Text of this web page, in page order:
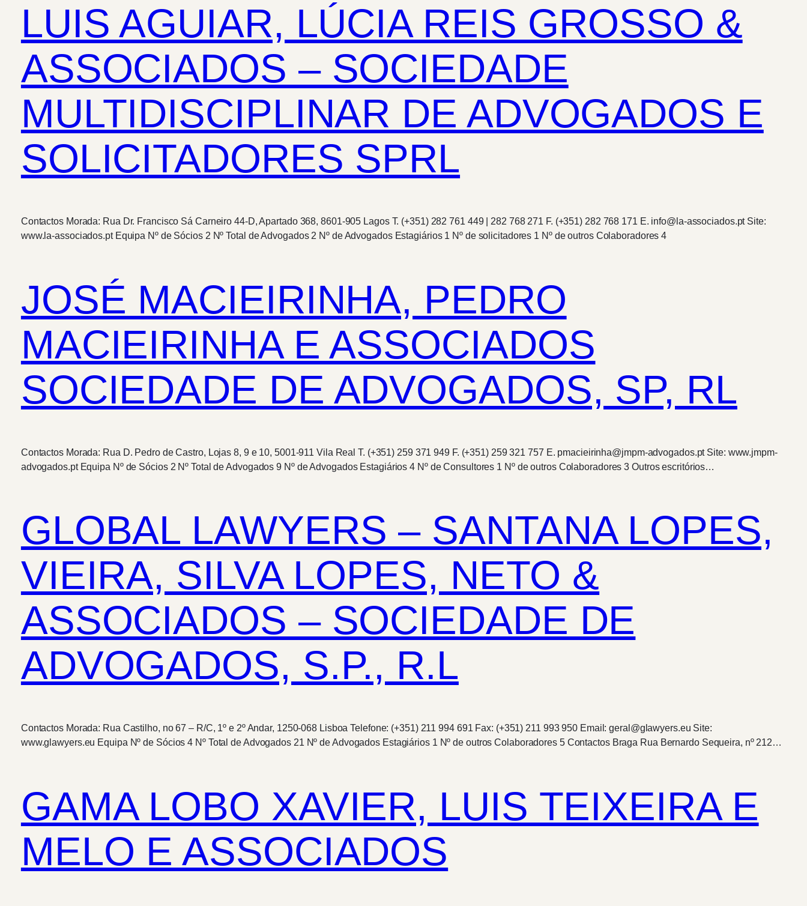
LUIS AGUIAR, LÚCIA REIS GROSSO &
ASSOCIADOS – SOCIEDADE
MULTIDISCIPLINAR DE ADVOGADOS E
SOLICITADORES SPRL
Contactos Morada: Rua Dr. Francisco Sá Carneiro 44-D, Apartado 368, 8601-905 Lagos T. (+351) 282 761 449 | 282 768 271 F. (+351) 282 768 171 E. info@la-associados.pt Site:
www.la-associados.pt Equipa Nº de Sócios 2 Nº Total de Advogados 2 Nº de Advogados Estagiários 1 Nº de solicitadores 1 Nº de outros Colaboradores 4
JOSÉ MACIEIRINHA, PEDRO
MACIEIRINHA E ASSOCIADOS
SOCIEDADE DE ADVOGADOS, SP, RL
Contactos Morada: Rua D. Pedro de Castro, Lojas 8, 9 e 10, 5001-911 Vila Real T. (+351) 259 371 949 F. (+351) 259 321 757 E. pmacieirinha@jmpm-advogados.pt Site: www.jmpm-
advogados.pt Equipa Nº de Sócios 2 Nº Total de Advogados 9 Nº de Advogados Estagiários 4 Nº de Consultores 1 Nº de outros Colaboradores 3 Outros escritórios…
GLOBAL LAWYERS – SANTANA LOPES,
VIEIRA, SILVA LOPES, NETO &
ASSOCIADOS – SOCIEDADE DE
ADVOGADOS, S.P., R.L
Contactos Morada: Rua Castilho, no 67 – R/C, 1º e 2º Andar, 1250-068 Lisboa Telefone: (+351) 211 994 691 Fax: (+351) 211 993 950 Email: geral@glawyers.eu Site:
www.glawyers.eu Equipa Nº de Sócios 4 Nº Total de Advogados 21 Nº de Advogados Estagiários 1 Nº de outros Colaboradores 5 Contactos Braga Rua Bernardo Sequeira, nº 212…
GAMA LOBO XAVIER, LUIS TEIXEIRA E
MELO E ASSOCIADOS